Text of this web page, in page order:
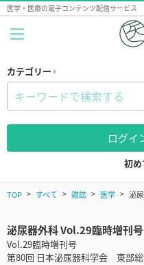
医学・医療の電子コンテンツ配信サービス
カテゴリー
ログイ
初
TOP すべて 雑誌 医学 泌
泌尿器外科 Vol.29臨時増刊号
Vol.29臨時増刊号
第80回 日本泌尿器科学会 東部